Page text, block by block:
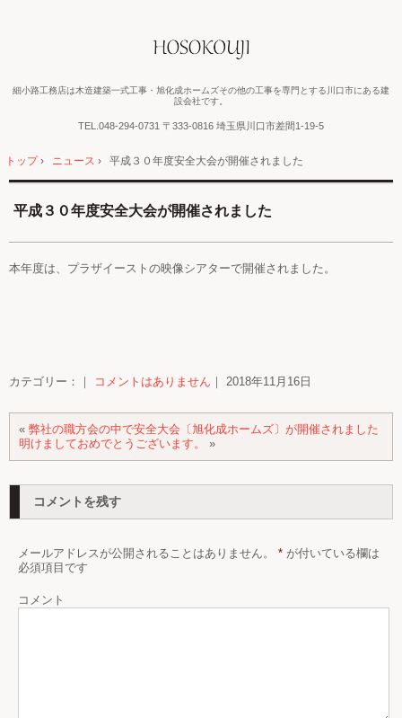
細小路工務店は木造建築一式工事・旭化成ホームズその他の工事を専門とする川口市にある建
設会社です。
TEL. 048-294-0731 〒333-0816 埼玉県川口市差間1-19-5
トップ› ニュース › 平成３０年度安全大会が開催されました
平成３０年度安全大会が開催されました
本年度は、プラザイーストの映像シアターで開催されました。
カテゴリー：｜ コメントはありません ｜ 2018年11月16日
« 弊社の職方会の中で安全大会〔旭化成ホームズ〕が開催されました
明けましておめでとうございます。
»
コメントを残す
メールアドレスが公開されることはありません。 * が付いている欄は
必須項目です
コメント